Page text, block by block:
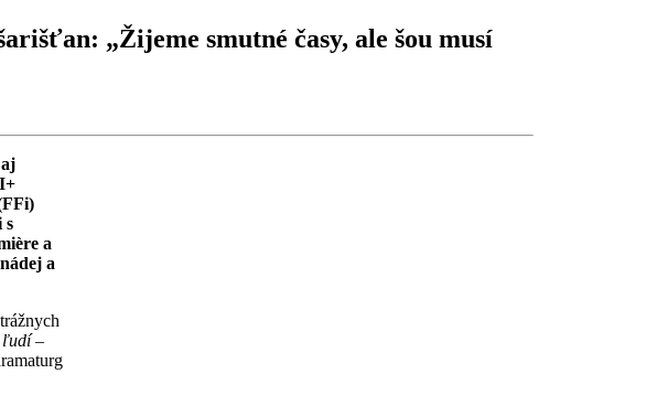
„Žijeme smutné časy, ale šou musí
s
a
a
ľudí –